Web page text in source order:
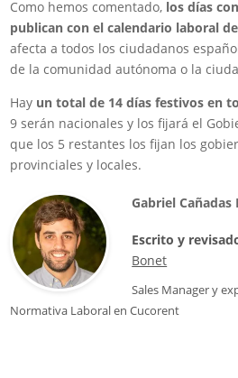
Como hemos comentado, los días
publican con el calendario laboral
afecta a todos los ciudadanos
de la comunidad autónoma o la
Hay un total de 14 días festivos en
9 serán nacionales y los fijará el
que los 5 restantes los fijan los
provinciales y locales.
Gabriel Cañadas
Escrito y
Bonet
Sales Managery
Normativa Laboral enCucorent